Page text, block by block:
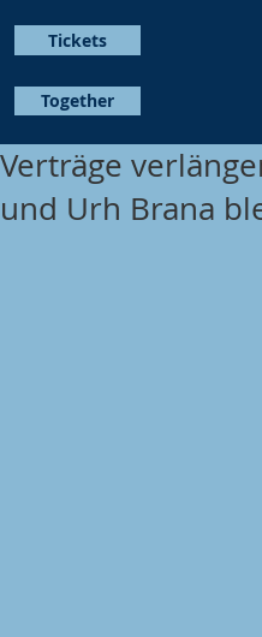
Together
Tickets
Verträge
und Urh Brana